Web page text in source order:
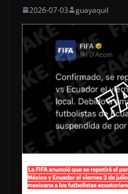
2026-07-03 guayaquil